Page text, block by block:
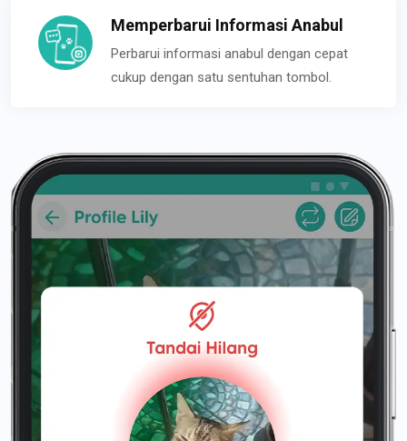
Memperbarui Informasi Anabul
Perbarui informasi anabul dengan cepat
cukup dengan satu sentuhan tombol.